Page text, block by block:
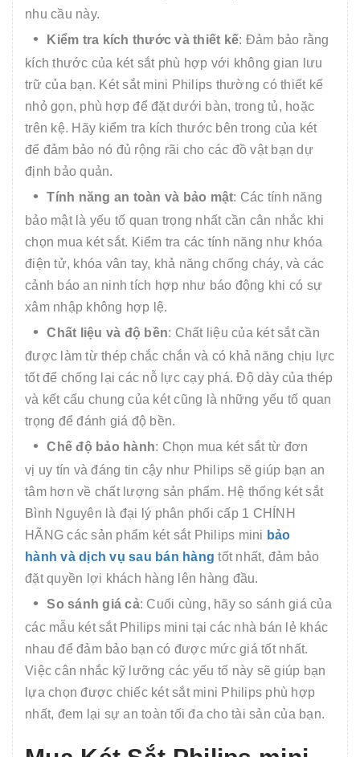
nhu cầu này.
Kiểm tra kích thước và thiết kế: Đảm bảo rằng
kích thước của két sắt phù hợp với không gian lưu
trữ của bạn. Két sắt mini Philips thường có thiết kế
nhỏ gọn, phù hợp để đặt dưới bàn, trong tủ, hoặc
trên kệ. Hãy kiểm tra kích thước bên trong của két
để đảm bảo nó đủ rộng rãi cho các đồ vật bạn dự
định bảo quản.
Tính năng an toàn và bảo mật: Các tính năng
bảo mật là yếu tố quan trọng nhất cần cân nhắc khi
chọn mua két sắt. Kiểm tra các tính năng như khóa
điện tử, khóa vân tay, khả năng chống cháy, và các
cảnh báo an ninh tích hợp như báo động khi có sự
xâm nhập không hợp lệ.
Chất liệu và độ bền: Chất liệu của két sắt cần
được làm từ thép chắc chắn và có khả năng chịu lực
tốt để chống lại các nỗ lực cạy phá. Độ dày của thép
và kết cấu chung của két cũng là những yếu tố quan
trọng để đánh giá độ bền.
Chế độ bảo hành: Chọn mua két sắt từ đơn
vị uy tín và đáng tin cậy như Philips sẽ giúp bạn an
tâm hơn về chất lượng sản phẩm. Hệ thống két sắt
Bình Nguyên là đại lý phân phối cấp 1 CHÍNH
HÃNG các sản phẩm két sắt Philips mini bảo
hành và dịch vụ sau bán hàng tốt nhất, đảm bảo
đặt quyền lợi khách hàng lên hàng đầu.
So sánh giá cả: Cuối cùng, hãy so sánh giá của
các mẫu két sắt Philips mini tại các nhà bán lẻ khác
nhau để đảm bảo bạn có được mức giá tốt nhất.
Việc cân nhắc kỹ lưỡng các yếu tố này sẽ giúp bạn
lựa chọn được chiếc két sắt mini Philips phù hợp
nhất, đem lại sự an toàn tối đa cho tài sản của bạn.